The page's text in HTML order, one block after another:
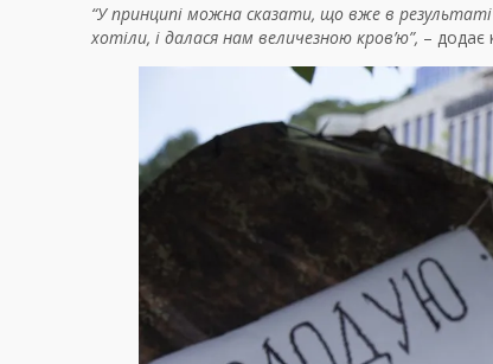
“У принципі можна сказати, що вже в результаті
хотіли, і далася нам величезною кров’ю”, – додає